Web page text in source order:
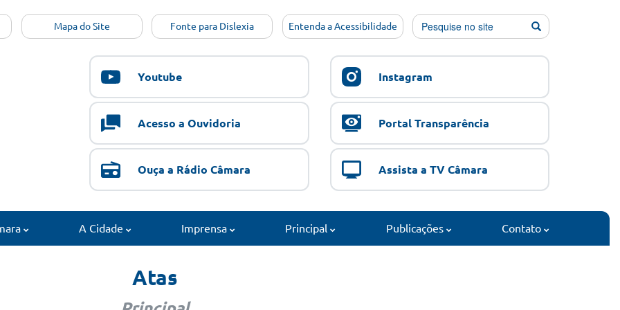
Mapa do Site Fonte para Dislexia Entenda a Acessibilidade
Youtube Instagram
Acesso a Ouvidoria Portal Transparência
Ouça a Rádio Câmara Assista a TV Câmara
A Cidade Imprensa Principal Publicações Contato
Atas